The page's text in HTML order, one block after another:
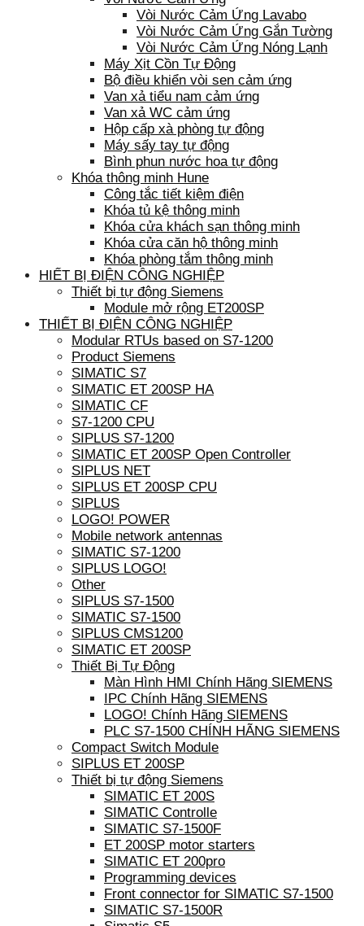
Vòi Nước Cảm Ứng Lavabo
Vòi Nước Cảm Ứng Gắn Tường
Vòi Nước Cảm Ứng Nóng Lạnh
Máy Xịt Cồn Tự Động
Bộ điều khiển vòi sen cảm ứng
Van xả tiểu nam cảm ứng
Van xả WC cảm ứng
Hộp cấp xà phòng tự động
Máy sấy tay tự động
Bình phun nước hoa tự động
Khóa thông minh Hune
Công tắc tiết kiệm điện
Khóa tủ kệ thông minh
Khóa cửa khách sạn thông minh
Khóa cửa căn hộ thông minh
Khóa phòng tắm thông minh
HIẾT BỊ ĐIỆN CÔNG NGHIỆP
Thiết bị tự động Siemens
Module mở rộng ET200SP
THIẾT BỊ ĐIỆN CÔNG NGHIỆP
Modular RTUs based on S7-1200
Product Siemens
SIMATIC S7
SIMATIC ET 200SP HA
SIMATIC CF
S7-1200 CPU
SIPLUS S7-1200
SIMATIC ET 200SP Open Controller
SIPLUS NET
SIPLUS ET 200SP CPU
SIPLUS
LOGO! POWER
Mobile network antennas
SIMATIC S7-1200
SIPLUS LOGO!
Other
SIPLUS S7-1500
SIMATIC S7-1500
SIPLUS CMS1200
SIMATIC ET 200SP
Thiết Bị Tự Động
Màn Hình HMI Chính Hãng SIEMENS
IPC Chính Hãng SIEMENS
LOGO! Chính Hãng SIEMENS
PLC S7-1500 CHÍNH HÃNG SIEMENS
Compact Switch Module
SIPLUS ET 200SP
Thiết bị tự động Siemens
SIMATIC ET 200S
SIMATIC Controlle
SIMATIC S7-1500F
ET 200SP motor starters
SIMATIC ET 200pro
Programming devices
Front connector for SIMATIC S7-1500
SIMATIC S7-1500R